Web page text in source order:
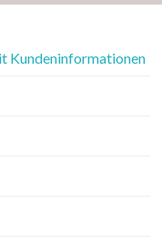
Kundeninformationen